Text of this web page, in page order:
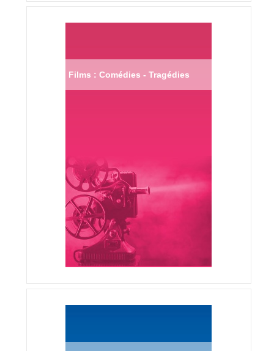
Films : Comédies - Tragédies